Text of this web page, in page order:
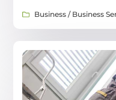
Business / Business